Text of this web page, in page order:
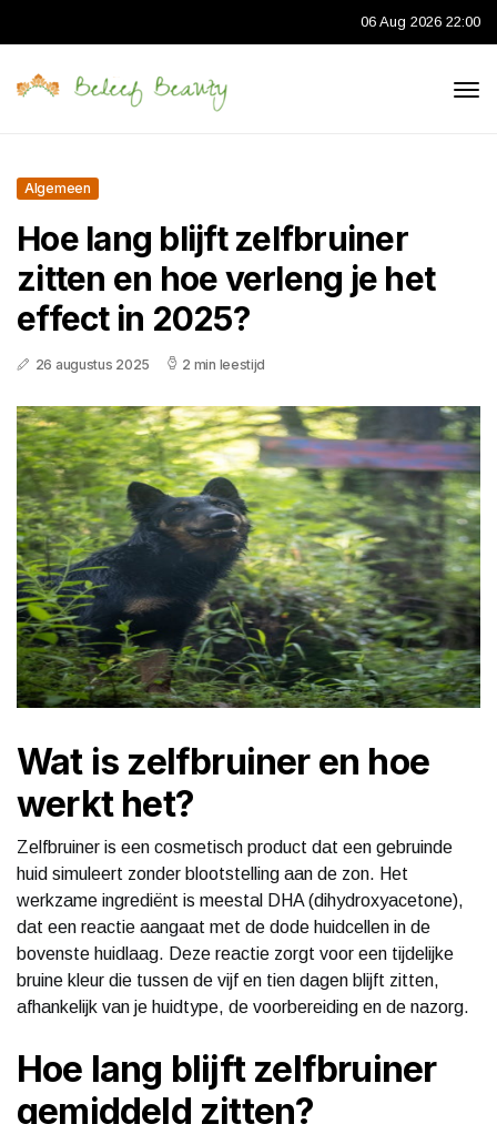
06 Aug 2026 22:00
Algemeen
Hoe lang blijft zelfbruiner
zitten en hoe verleng je het
effect in 2025?
26 augustus 2025 2 min leestijd
Wat is zelfbruiner en hoe
werkt het?
Zelfbruiner is een cosmetisch product dat een gebruinde
huid simuleert zonder blootstelling aan de zon. Het
werkzame ingrediënt is meestal DHA (dihydroxyacetone),
dat een reactie aangaat met de dode huidcellen in de
bovenste huidlaag. Deze reactie zorgt voor een tijdelijke
bruine kleur die tussen de vijf en tien dagen blijft zitten,
afhankelijk van je huidtype, de voorbereiding en de nazorg.
Hoe lang blijft zelfbruiner
gemiddeld zitten?